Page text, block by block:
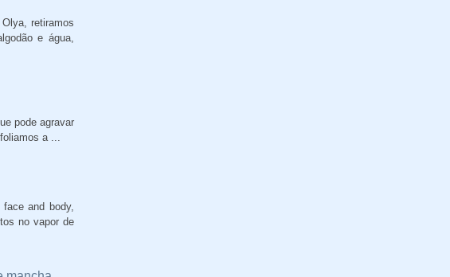
retiramos
e água,
pode agravar
a ...
and body,
no vapor de